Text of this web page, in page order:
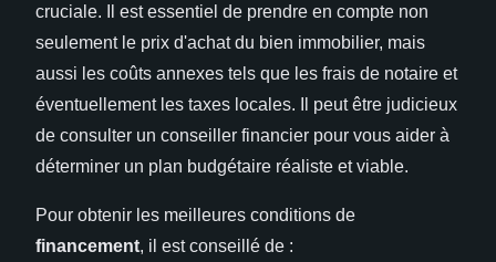
cruciale. Il est essentiel de prendre en compte non
seulement le prix d'achat du bien immobilier, mais
aussi les coûts annexes tels que les frais de notaire et
éventuellement les taxes locales. Il peut être judicieux
de consulter un conseiller financier pour vous aider à
déterminer un plan budgétaire réaliste et viable.
Pour obtenir les meilleures conditions de
financement, il est conseillé de :